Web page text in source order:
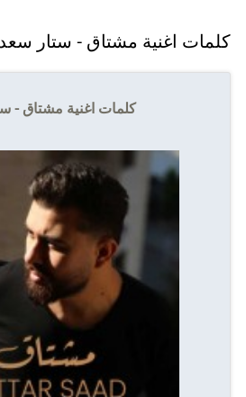
كلمات اغنية مشتاق - ستار سعد
كلمات اغنية مشتاق -